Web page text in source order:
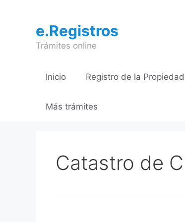
contenidoe.Registros
Trámites online
Inicio Registro de la Propiedad
Más trámites
Catastro de